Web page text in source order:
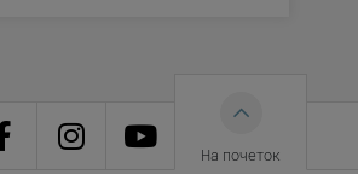
На почеток